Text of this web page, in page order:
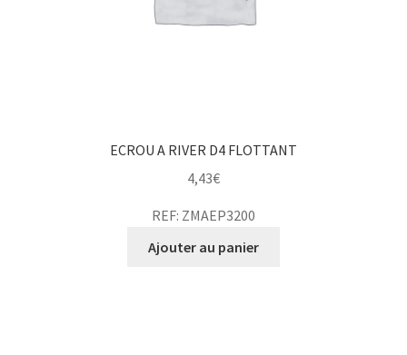
ECROU A RIVER D4 FLOTTANT
4,43€
REF: ZMAEP3200
Ajouter au panier